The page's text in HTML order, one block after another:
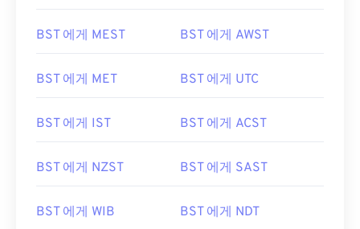
BST 에게 MEST BST 에게 AWST
BST 에게 MET BST 에게 UTC
BST 에게 IST BST 에게 ACST
BST 에게 NZST BST 에게 SAST
BST 에게 WIB BST 에게 NDT